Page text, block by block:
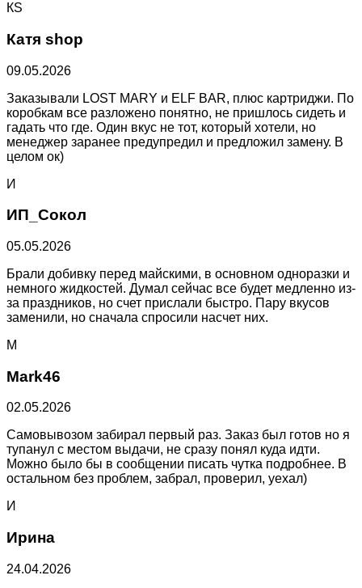
КS
Катя shop
09.05.2026
Заказывали LOST MARY и ELF BAR, плюс картриджи. По
коробкам все разложено понятно, не пришлось сидеть и
гадать что где. Один вкус не тот, который хотели, но
менеджер заранее предупредил и предложил замену. В
целом ок)
И
ИП_Сокол
05.05.2026
Брали добивку перед майскими, в основном одноразки и
немного жидкостей. Думал сейчас все будет медленно из-
за праздников, но счет прислали быстро. Пару вкусов
заменили, но сначала спросили насчет них.
M
Mark46
02.05.2026
Самовывозом забирал первый раз. Заказ был готов но я
тупанул с местом выдачи, не сразу понял куда идти.
Можно было бы в сообщении писать чутка подробнее. В
остальном без проблем, забрал, проверил, уехал)
И
Ирина
24.04.2026